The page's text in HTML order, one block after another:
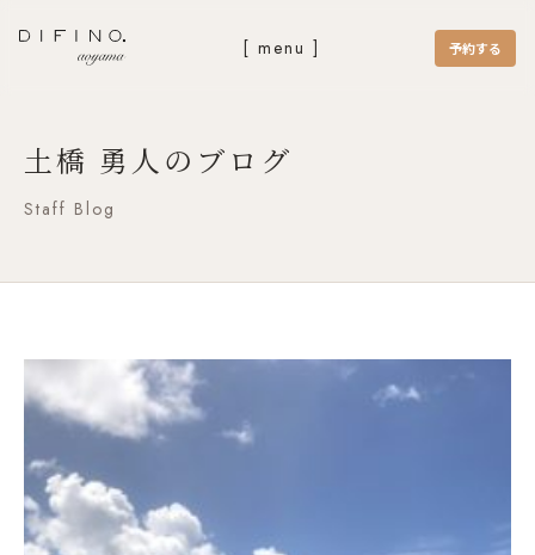
[ menu ] 予約する
土橋 勇人のブログ
Staff Blog